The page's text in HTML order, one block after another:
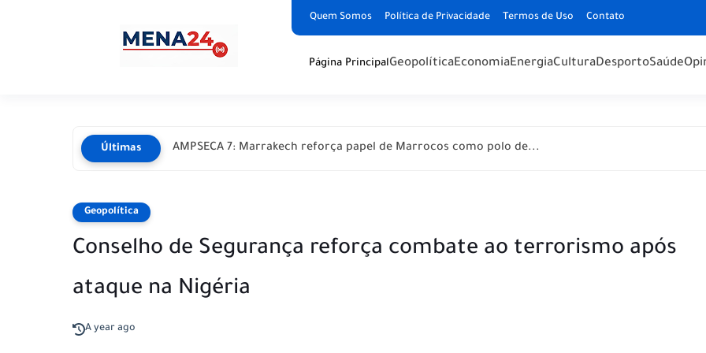
Quem Somos Política de Privacidade Termos de Uso Contato
Página PrincipalGeopolíticaEconomiaEnergiaCulturaDesportoSaúde
Últimas AMPSECA 7: Marrakech reforça papel de Marrocos como polo de...
Geopolítica
Conselho de Segurança reforça combate ao terrorismo após
ataque na Nigéria
A year ago